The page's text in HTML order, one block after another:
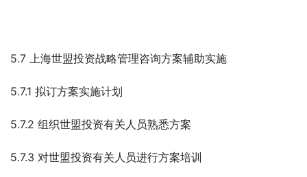
5.7 上海世盟投资战略管理咨询方案辅助实施
5.7.1 拟订方案实施计划
5.7.2 组织世盟投资有关人员熟悉方案
5.7.3 对世盟投资有关人员进行方案培训